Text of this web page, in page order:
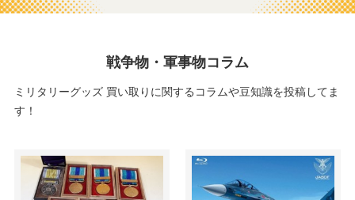
早稲田
戦争物・軍事物コラム
ミリタリーグッズ 買い取りに関するコラムや豆知識を投稿してま
す！